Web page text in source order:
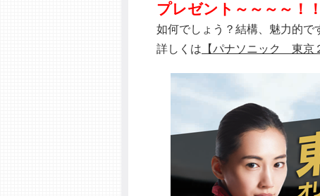
プレゼント～～～～！！
如何でしょう？結構、魅力的で
詳しくは 【パナソニック 東京